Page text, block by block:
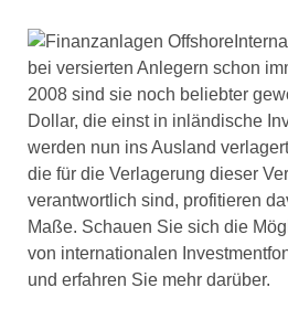
bei versierten Anlegern schon
2008 sind sie noch beliebter
Dollar, die einst in inländische
werden nun ins Ausland
die für die Verlagerung dieser
verantwortlich sind, profitieren
Maße. Schauen Sie sich die
von internationalen
und erfahren Sie mehr darüber.